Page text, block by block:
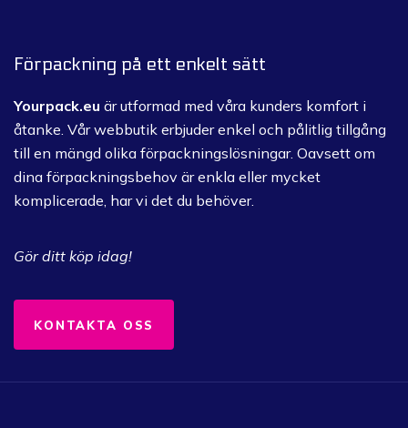
Förpackning på ett enkelt sätt
Yourpack.eu är utformad med våra kunders komfort i
åtanke. Vår webbutik erbjuder enkel och pålitlig tillgång
till en mängd olika förpackningslösningar. Oavsett om
dina förpackningsbehov är enkla eller mycket
komplicerade, har vi det du behöver.
Gör ditt köp idag!
KONTAKTA OSS